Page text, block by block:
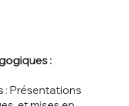
:
Présentations